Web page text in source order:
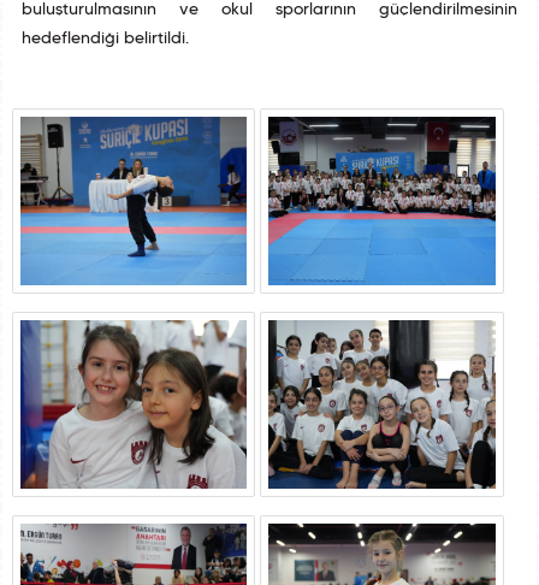
buluşturulmasının ve okul sporlarının güçlendirilmesinin
hedeflendiği belirtildi.